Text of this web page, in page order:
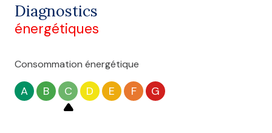
Diagnostics
énergétiques
Consommation énergétique
A B C D E F G